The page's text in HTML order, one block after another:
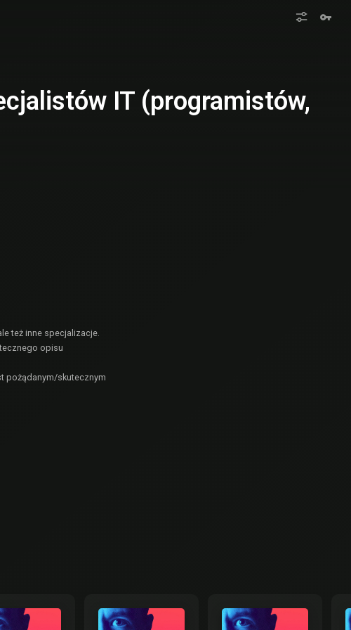
IT (programistów,
też inne specjalizacje.
opisu
pożądanym/skutecznym